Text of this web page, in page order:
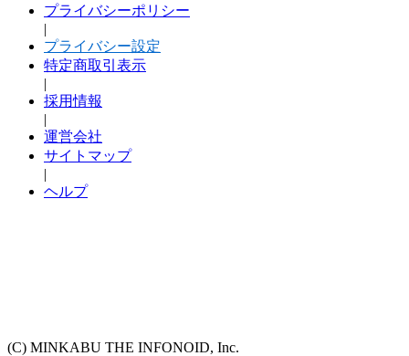
プライバシーポリシー
|
プライバシー設定
特定商取引表示
|
採用情報
|
運営会社
サイトマップ
|
ヘルプ
(C) MINKABU THE INFONOID, Inc.